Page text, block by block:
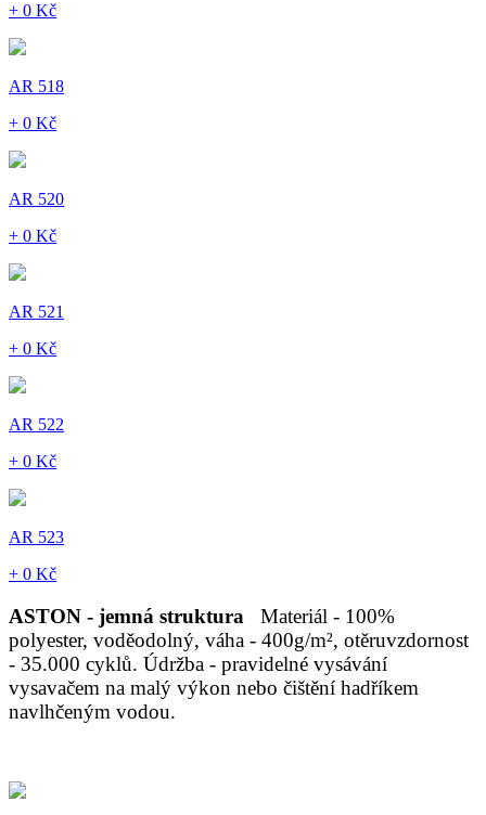
+ 0 Kč
AR 518
+ 0 Kč
AR 520
+ 0 Kč
AR 521
+ 0 Kč
AR 522
+ 0 Kč
AR 523
+ 0 Kč
ASTON - jemná struktura
Materiál - 100%
polyester, voděodolný, váha - 400g/m², otěruvzdornost
- 35.000 cyklů. Údržba - pravidelné vysávání
vysavačem na malý výkon nebo čištění hadříkem
navlhčeným vodou.